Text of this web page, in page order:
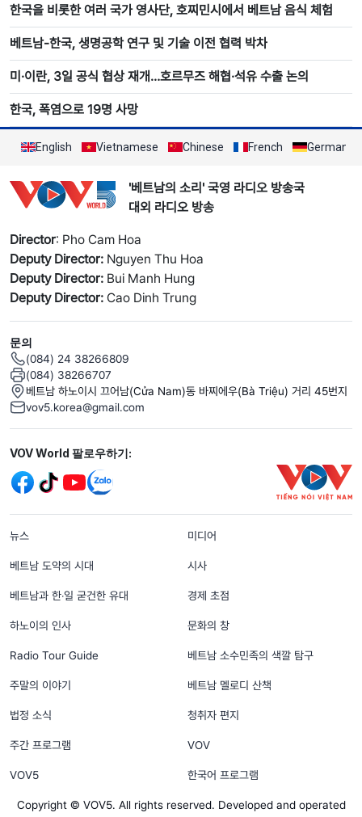
한국을 비롯한 여러 국가 영사단, 호찌민시에서 베트남 음식 체험
베트남-한국, 생명공학 연구 및 기술 이전 협력 박차
미·이란, 3일 공식 협상 재개…호르무즈 해협·석유 수출 논의
한국, 폭염으로 19명 사망
English Vietnamese Chinese French German
'베트남의 소리' 국영 라디오 방송국
대외 라디오 방송
Director: Pho Cam Hoa
Deputy Director: Nguyen Thu Hoa
Deputy Director: Bui Manh Hung
Deputy Director: Cao Dinh Trung
문의
(084) 24 38266809
(084) 38266707
베트남 하노이시 끄어남(Cửa Nam)동 바찌에우(Bà Triệu) 거리 45번지
vov5.korea@gmail.com
Mạng xã hội
VOV World 팔로우하기:
menu footer tiếng Hàn
뉴스 미디어
베트남 도약의 시대 시사
베트남과 한‧일 굳건한 유대 경제 초점
하노이의 인사 문화의 창
Radio Tour Guide 베트남 소수민족의 색깔 탐구
주말의 이야기 베트남 멜로디 산책
법정 소식 청취자 편지
주간 프로그램 VOV
VOV5 한국어 프로그램
Copyright © VOV5. All rights reserved. Developed and operated